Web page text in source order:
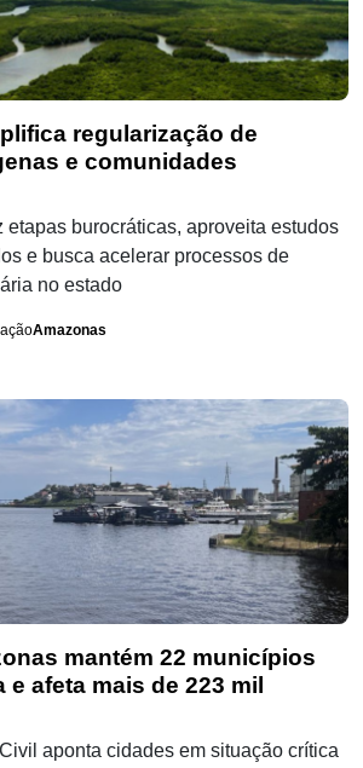
regularização de
e comunidades
etapas burocráticas, aproveita estudos
e busca acelerar processos de
no estado
Amazonas
mantém 22 municípios
afeta mais de 223 mil
aponta cidades em situação crítica